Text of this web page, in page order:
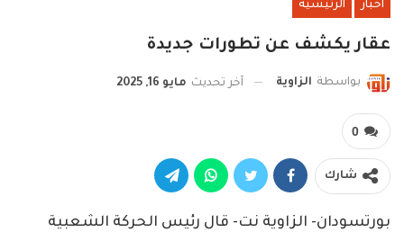
اخبار الرئيسية
عقار يكشف عن تطورات جديدة
بواسطة الزاوية آخر تحديث مايو 16, 2025
0
شارك
بورتسودان- الزاوية نت- قال رئيس الحركة الشعبية